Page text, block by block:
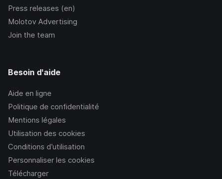
Press releases (en)
Molotov Advertising
Join the team
Besoin d'aide
Aide en ligne
Politique de confidentialité
Mentions légales
Utilisation des cookies
Conditions d’utilisation
Personnaliser les cookies
Télécharger